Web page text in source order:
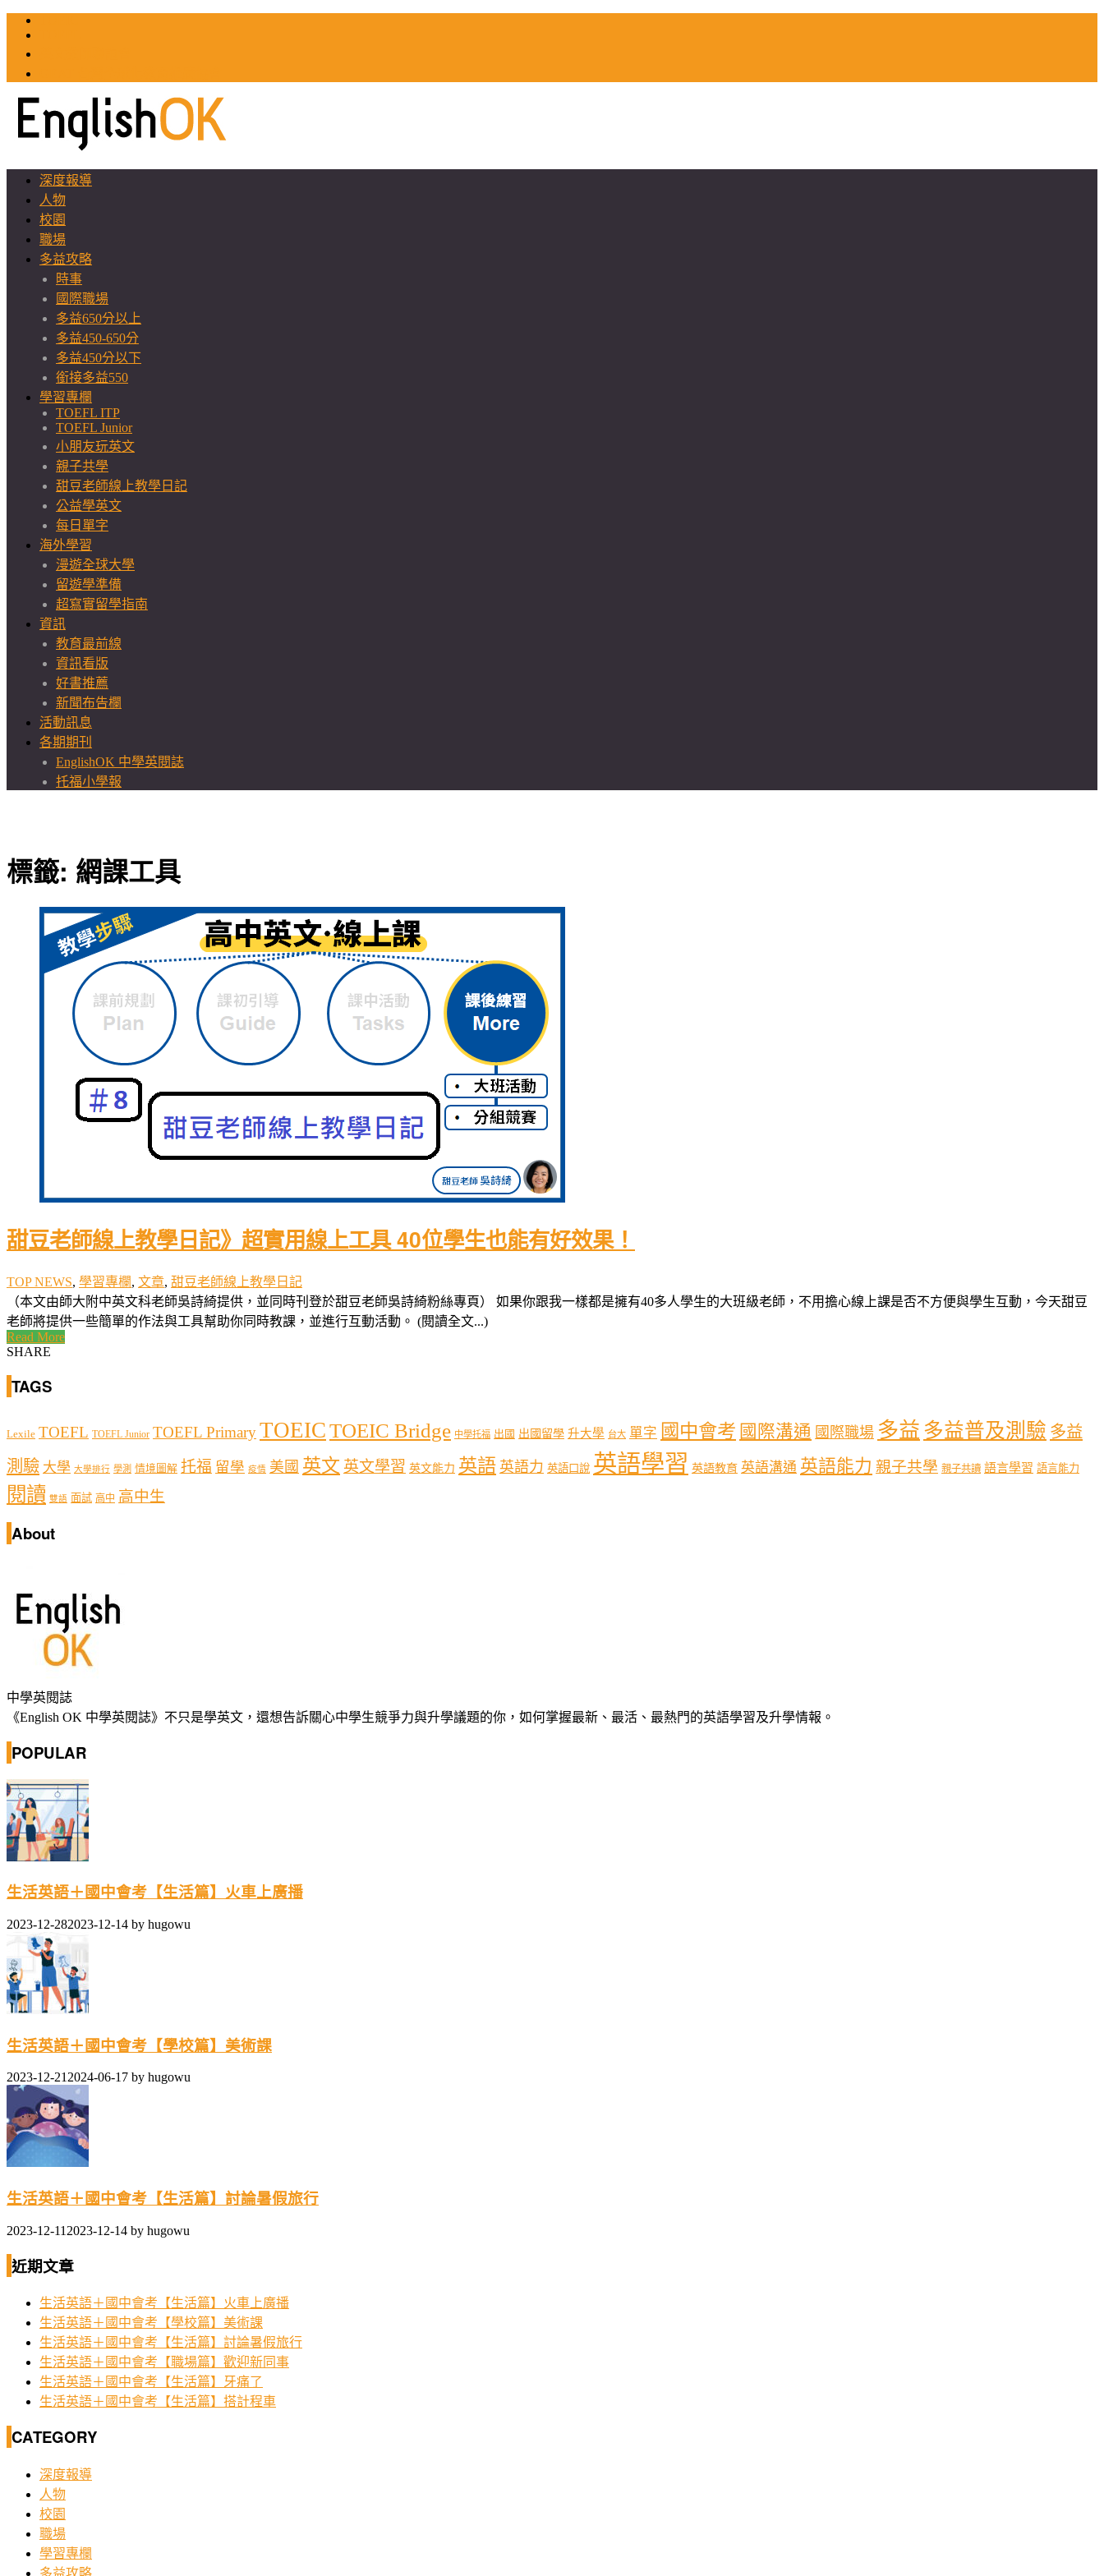
深度報導
人物
校園
職場
多益攻略
時事
國際職場
多益650分以上
多益450-650分
多益450分以下
銜接多益550
學習專欄
TOEFL ITP
TOEFL Junior
小朋友玩英文
親子共學
甜豆老師線上教學日記
公益學英文
每日單字
海外學習
漫遊全球大學
留遊學準備
超寫實留學指南
資訊
教育最前線
資訊看版
好書推薦
新聞布告欄
活動訊息
各期期刊
EnglishOK 中學英閱誌
托福小學報
標籤: 網課工具
甜豆老師線上教學日記》超實用線上工具 40位學生也能有好效果！
TOP NEWS, 學習專欄, 文章, 甜豆老師線上教學日記
（本文由師大附中英文科老師吳詩綺提供，並同時刊登於甜豆老師吳詩綺粉絲專頁） 如果你跟我一樣都是擁有40多人學生的大班級老師，不用擔心線上課是否不方便與學生互動，今天甜豆
老師將提供一些簡單的作法與工具幫助你同時教課，並進行互動活動。 (閱讀全文...)
Read More
SHARE
TAGS
Lexile TOEFL TOEFL Junior TOEFL PrimaryTOEICTOEIC Bridge 中學托福 出國 出國留學 升大學 台大 單字 國中會考 國際溝通 國際職場 多益 多益普及測驗 多益
測驗 大學 大學排行 學測 情境圖解 托福 留學 疫情 美國 英文 英文學習 英文能力 英語 英語力 英語口說 英語學習 英語教育 英語溝通 英語能力 親子共學 親子共讀 語言學習 語言能力
閱讀 雙語 面試 高中 高中生
About
中學英閱誌
《English OK 中學英閱誌》不只是學英文，還想告訴關心中學生競爭力與升學議題的你，如何掌握最新、最活、最熱門的英語學習及升學情報。
POPULAR
生活英語＋國中會考【生活篇】火車上廣播
2023-12-282023-12-14 by hugowu
生活英語＋國中會考【學校篇】美術課
2023-12-212024-06-17 by hugowu
生活英語＋國中會考【生活篇】討論暑假旅行
2023-12-11 2023-12-14 by hugowu
近期文章
生活英語＋國中會考【生活篇】火車上廣播
生活英語＋國中會考【學校篇】美術課
生活英語＋國中會考【生活篇】討論暑假旅行
生活英語＋國中會考【職場篇】歡迎新同事
生活英語＋國中會考【生活篇】牙痛了
生活英語＋國中會考【生活篇】搭計程車
CATEGORY
深度報導
人物
校園
職場
學習專欄
多益攻略